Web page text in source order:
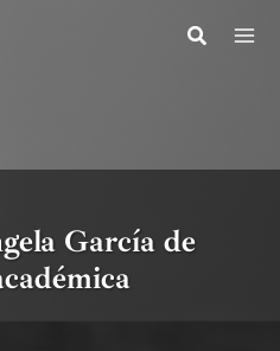
García de